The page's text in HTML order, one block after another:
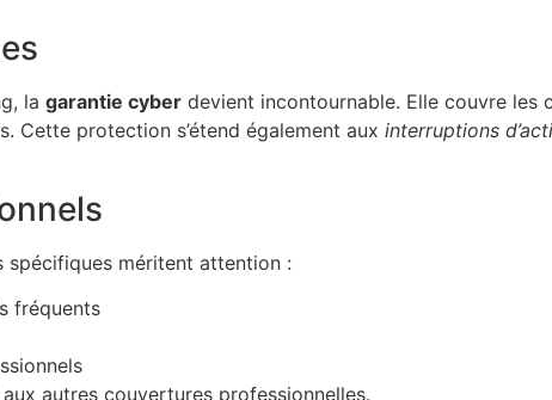
la garantie cyber devient incontournable. Elle couvre les
Cette protection s’étend également aux interruptions
spécifiques méritent attention :
fréquents
autres couvertures professionnelles.